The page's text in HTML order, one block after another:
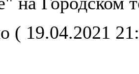
( 19.04.2021